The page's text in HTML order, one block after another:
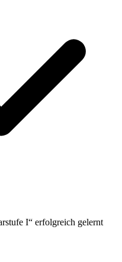
I“ erfolgreich gelernt